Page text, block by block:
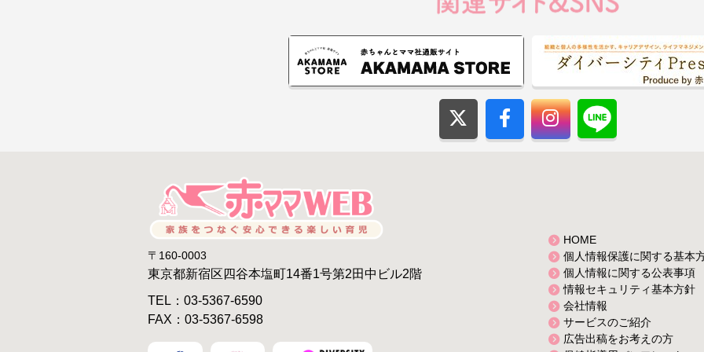
〒160-0003
東京都新宿区四谷本塩町14番1号第2田中ビル2階
TEL：03-5367-6590
FAX：03-5367-6598
HOME
個人情報保護に関する基本
個人情報に関する公表事項
情報セキュリティ基本方針
会社情報
サービスのご紹介
広告出稿をお考えの方